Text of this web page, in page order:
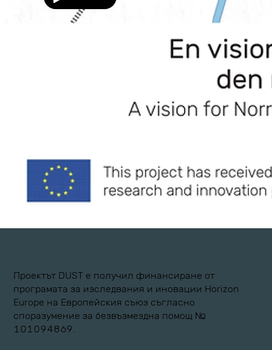
Проектът DUST е получил финансиране от
програмата за изследвания и иновации Horizon
Europe на Европейския съюз съгласно
споразумение за безвъзмездна помощ №
101094869.